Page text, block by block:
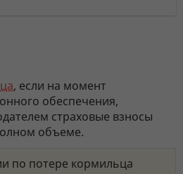
, если на момент
обеспечения,
страховые взносы
объеме.
по потере кормильца